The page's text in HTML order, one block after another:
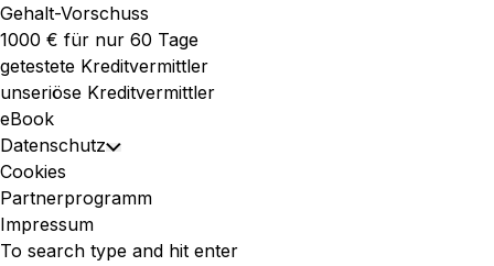
Gehalt-Vorschuss
1000 € für nur 60 Tage
getestete Kreditvermittler
unseriöse Kreditvermittler
eBook
Datenschutz Toggle
Menu
Cookies
Partnerprogramm
Impressum